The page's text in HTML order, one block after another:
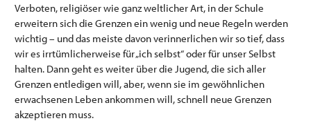
Verboten, religiöser wie ganz weltlicher Art, in der Schule
erweitern sich die Grenzen ein wenig und neue Regeln werden
wichtig – und das meiste davon verinnerlichen wir so tief, dass
wir es irrtümlicherweise für „ich selbst“ oder für unser Selbst
halten. Dann geht es weiter über die Jugend, die sich aller
Grenzen entledigen will, aber, wenn sie im gewöhnlichen
erwachsenen Leben ankommen will, schnell neue Grenzen
akzeptieren muss.